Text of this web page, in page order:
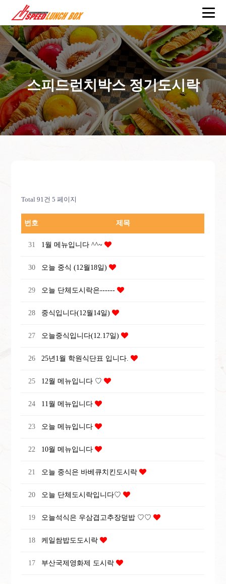
스피드런치박스 정기도시락
Total 91건 5 페이지
번호 제목
31 1월 메뉴입니다 ^^~
30 오늘 중식 (12월18일)
29 오늘 단체도시락은------
28 중식입니다(12월14일)
27 오늘중식입니다(12.17일)
26 25년1월 학원식단표 입니다.
25 12월 메뉴입니다 ♡
24 11월 메뉴입니다
23 오늘 메뉴입니다
22 10월 메뉴입니다
21 오늘 중식은 바베큐치킨도시락
20 오늘 단체도시락입니다♡
19 오늘석식은 우삼겹고추장덮밥 ♡♡
18 케일쌈밥도도시락
17 부산국제영화제 도시락